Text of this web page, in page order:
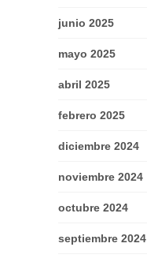
junio 2025
mayo 2025
abril 2025
febrero 2025
diciembre 2024
noviembre 2024
octubre 2024
septiembre 2024